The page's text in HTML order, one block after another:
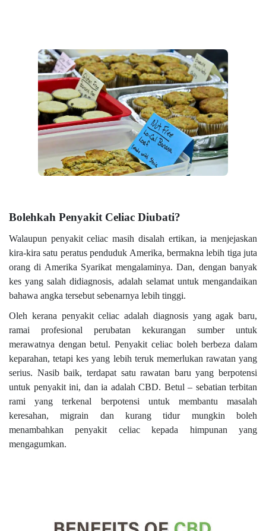
Bolehkah Penyakit Celiac Diubati?
Walaupun penyakit celiac masih disalah ertikan, ia menjejaskan
kira-kira satu peratus penduduk Amerika, bermakna lebih tiga juta
orang di Amerika Syarikat mengalaminya. Dan, dengan banyak
kes yang salah didiagnosis, adalah selamat untuk mengandaikan
bahawa angka tersebut sebenarnya lebih tinggi.
Oleh kerana penyakit celiac adalah diagnosis yang agak baru,
ramai profesional perubatan kekurangan sumber untuk
merawatnya dengan betul. Penyakit celiac boleh berbeza dalam
keparahan, tetapi kes yang lebih teruk memerlukan rawatan yang
serius. Nasib baik, terdapat satu rawatan baru yang berpotensi
untuk penyakit ini, dan ia adalah CBD. Betul – sebatian terbitan
rami yang terkenal berpotensi untuk membantu masalah
keresahan, migrain dan kurang tidur mungkin boleh
menambahkan penyakit celiac kepada himpunan yang
mengagumkan.